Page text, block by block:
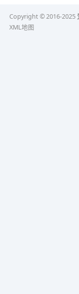
Copyright © 2016-2025
XML地图